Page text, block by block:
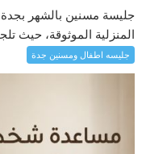
جليسة مسنين بالشهر بجدة
المنزلية الموثوقة، حيث
جليسه اطفال ومسنين جدة